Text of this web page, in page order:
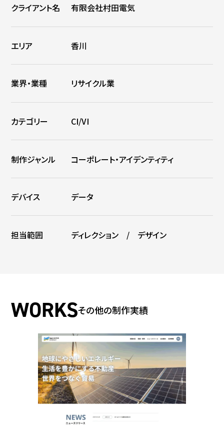
クライアント名 有限会社村田電気
エリア 香川
業界・業種 リサイクル業
カテゴリー CI/VI
制作ジャンル コーポレート・アイデンティティ
デバイス データ
担当範囲 ディレクション / デザイン
その他の制作実績